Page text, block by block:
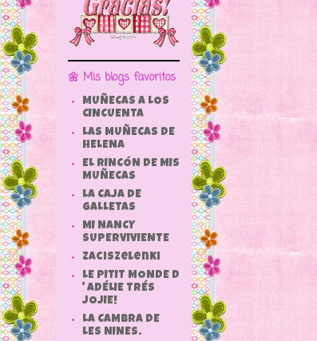
🌼 Mis blogs favoritos
MUÑECAS A LOS
CINCUENTA
LAS MUÑECAS DE
HELENA
EL RINCÓN DE MIS
MUÑECAS
LA CAJA DE
GALLETAS
MI NANCY
SUPERVIVIENTE
zaciszelenki
LE PITIT MONDE D
' ADÉLIE TRÉS
JOJIE!
LA CAMBRA DE
LES NINES.